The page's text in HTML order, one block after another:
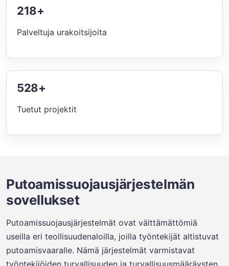
218+
Palveltuja urakoitsijoita
528+
Tuetut projektit
Putoamissuojausjärjestelmän
sovellukset
Putoamissuojausjärjestelmät ovat välttämättömiä
useilla eri teollisuudenaloilla, joilla työntekijät altistuvat
putoamisvaaralle. Nämä järjestelmät varmistavat
työntekijöiden turvallisuuden ja turvallisuusmääräysten